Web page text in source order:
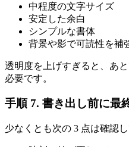
中程度の文字サイズ
安定した余白
シンプルな書体
背景や影で可読性を補
透明度を上げすぎると、あ
必要です。
手順 7. 書き出し前に最
少なくとも次の 3 点は確認し